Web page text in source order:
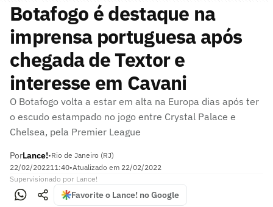
Botafogo é destaque na
imprensa portuguesa após
chegada de Textor e
interesse em Cavani
O Botafogo volta a estar em alta na Europa dias após ter
o escudo estampado no jogo entre Crystal Palace e
Chelsea, pela Premier League
PorLance!•Rio de Janeiro (RJ)
22/02/202211:40•Atualizado em 22/02/2022
Supervisionado por Lance!
Favorite o Lance! no Google